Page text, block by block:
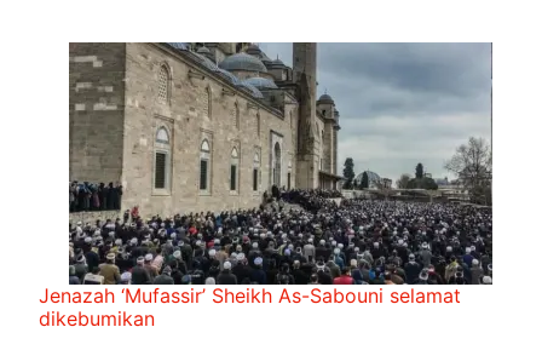
Jenazah ‘Mufassir’ Sheikh As-Sabouni selamat
dikebumikan